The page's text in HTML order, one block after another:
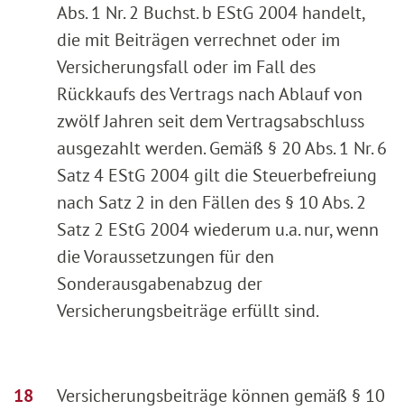
Abs. 1 Nr. 2 Buchst. b EStG 2004 handelt,
die mit Beiträgen verrechnet oder im
Versicherungsfall oder im Fall des
Rückkaufs des Vertrags nach Ablauf von
zwölf Jahren seit dem Vertragsabschluss
ausgezahlt werden. Gemäß § 20 Abs. 1 Nr. 6
Satz 4 EStG 2004 gilt die Steuerbefreiung
nach Satz 2 in den Fällen des § 10 Abs. 2
Satz 2 EStG 2004 wiederum u.a. nur, wenn
die Voraussetzungen für den
Sonderausgabenabzug der
Versicherungsbeiträge erfüllt sind.
Versicherungsbeiträge können gemäß § 10